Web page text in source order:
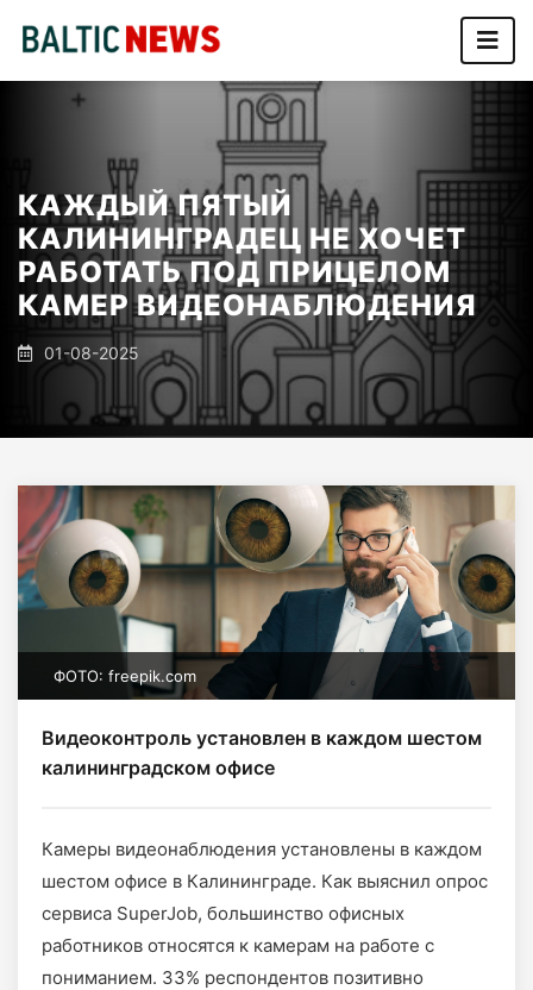
КАЖДЫЙ ПЯТЫЙ
КАЛИНИНГРАДЕЦ НЕ ХОЧЕТ
РАБОТАТЬ ПОД ПРИЦЕЛОМ
КАМЕР ВИДЕОНАБЛЮДЕНИЯ
01-08-2025
ФОТО: freepik.com
Видеоконтроль установлен в каждом шестом
калининградском офисе
Камеры видеонаблюдения установлены в каждом
шестом офисе в Калининграде. Как выяснил опрос
сервиса SuperJob, большинство офисных
работников относятся к камерам на работе с
пониманием. 33% респондентов позитивно